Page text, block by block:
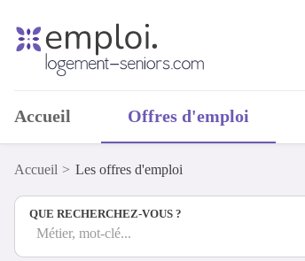
Accueil Offres d'emploi
Accueil Les offres d'emploi
QUE RECHERCHEZ-VOUS ?
Métier, mot-clé...